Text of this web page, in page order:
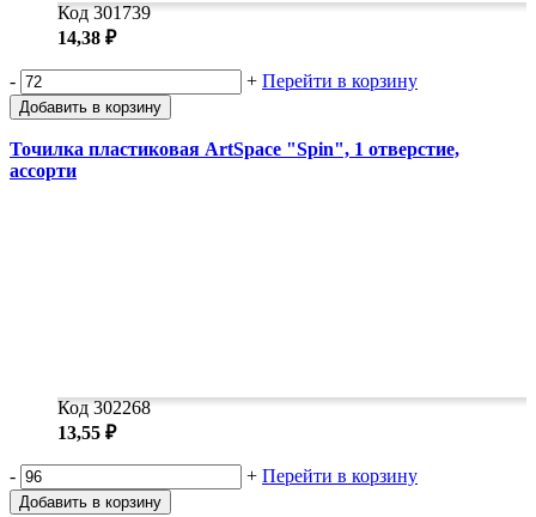
Код 301739
14,38 ₽
- + Перейти в корзину
Добавить в корзину
Точилка пластиковая ArtSpace "Spin", 1 отверстие,
ассорти
Код 302268
13,55 ₽
- + Перейти в корзину
Добавить в корзину